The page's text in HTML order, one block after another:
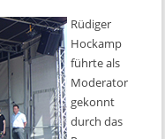
Rüdiger
Hockamp
führte als
Moderator
gekonnt
durch das